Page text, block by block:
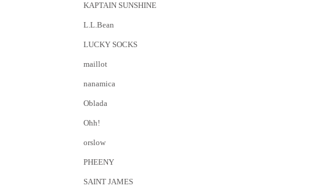
KAPTAIN SUNSHINE
L.L.Bean
LUCKY SOCKS
maillot
nanamica
Oblada
Ohh!
orslow
PHEENY
SAINT JAMES